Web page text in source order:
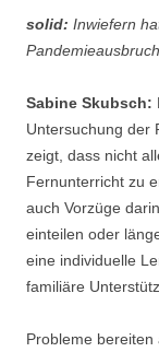
solid: Inwiefern
Sabine Skubsch:
Untersuchung der
zeigt, dass nicht
Fernunterricht zu
auch Vorzüge
einteilen oder
eine individuelle
familiäre
Probleme